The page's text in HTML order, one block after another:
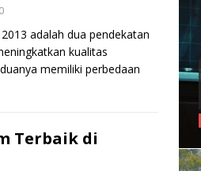
0
adalah dua pendekatan
kualitas
memiliki perbedaan
Terbaik di